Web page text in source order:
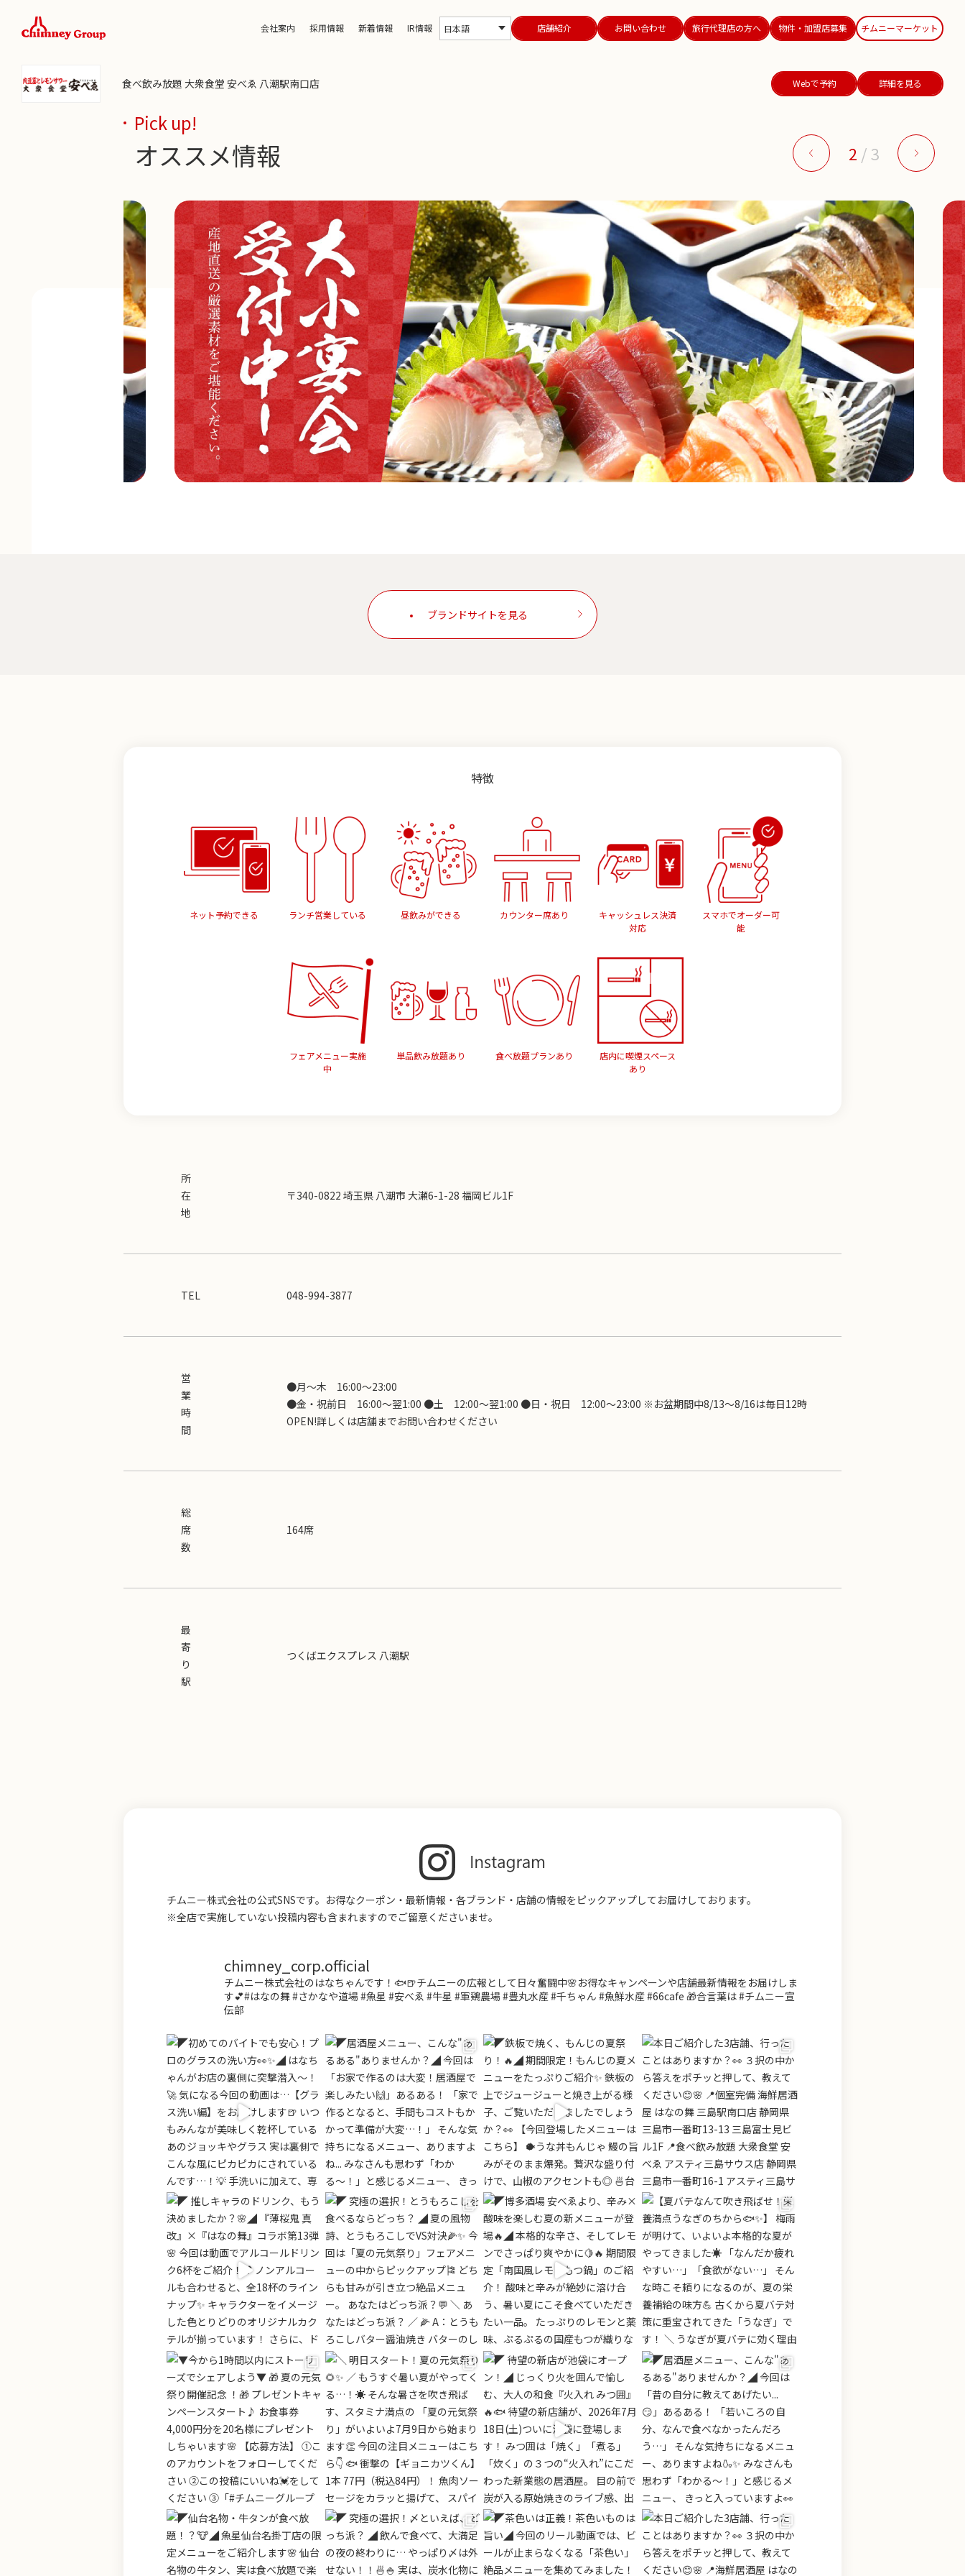
会社案内 採用情報 新着情報 IR情報 日本語 店舗紹介 お問い合わせ 旅行代理店の方へ 物件・加盟店募集 チムニーマーケット
食べ飲み放題 大衆食堂 安べゑ 八潮駅南口店 Webで予約 詳細を見る
Pick up!
オススメ情報 2 /3
ブランドサイトを見る
特徴
ネット予約できる ランチ営業している 昼飲みができる カウンター席あり
キャッシュレス決済
対応
スマホでオーダー可
能
フェアメニュー実施
中
単品飲み放題あり 食べ放題プランあり
店内に喫煙スペース
あり
所
在
地
〒340-0822 埼玉県 八潮市 大瀬6-1-28 福岡ビル1F
TEL 048-994-3877
営
業
時
間
●月～木 16:00〜23:00
●金・祝前日 16:00～翌1:00 ●土 12:00～翌1:00 ●日・祝日 12:00～23:00 ※お盆期間中8/13～8/16は毎日12時
OPEN!詳しくは店舗までお問い合わせください
総
席
数
164席
最
寄
り
駅
つくばエクスプレス 八潮駅
チムニー株式会社の公式SNSです。お得なクーポン・最新情報・各ブランド・店舗の情報をピックアップしてお届けしております。
※全店で実施していない投稿内容も含まれますのでご留意くださいませ。
chimney_corp.official
チムニー株式会社のはなちゃんです！🐟🍺チムニーの広報として日々奮闘中🌸お得なキャンペーンや店舗最新情報をお届けしま
す💕#はなの舞 #さかなや道場 #魚星 #安べゑ #牛星 #軍鶏農場 #豊丸水産 #千ちゃん #魚鮮水産 #66cafe 🎁合言葉は #チムニー宣
伝部